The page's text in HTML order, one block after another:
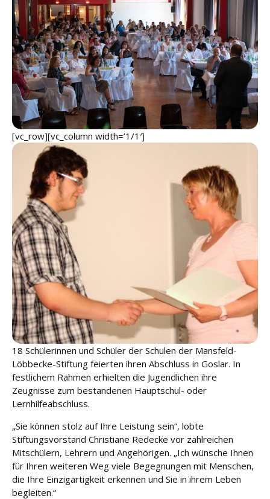
[vc_row][vc_column width=’1/1′]
18 Schülerinnen und Schüler der Schulen der Mansfeld-
Löbbecke-Stiftung feierten ihren Abschluss in Goslar. In
festlichem Rahmen erhielten die Jugendlichen ihre
Zeugnisse zum bestandenen Hauptschul- oder
Lernhilfeabschluss.
„Sie können stolz auf Ihre Leistung sein“, lobte
Stiftungsvorstand Christiane Redecke vor zahlreichen
Mitschülern, Lehrern und Angehörigen. „Ich wünsche Ihnen
für Ihren weiteren Weg viele Begegnungen mit Menschen,
die Ihre Einzigartigkeit erkennen und Sie in ihrem Leben
begleiten.“